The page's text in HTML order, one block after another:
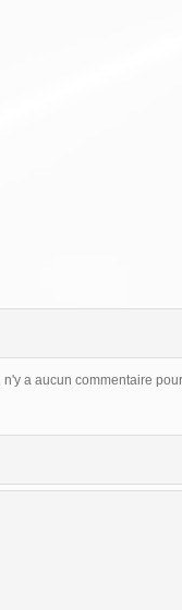
Il n'y a aucun commentaire